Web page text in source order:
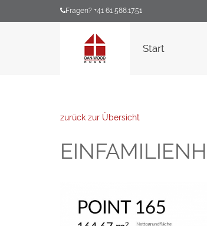
Fragen? +41 61 588.17.51
Start
zurück zur Übersicht